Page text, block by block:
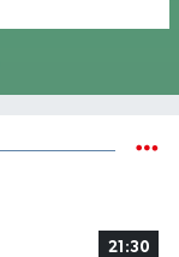
21:30